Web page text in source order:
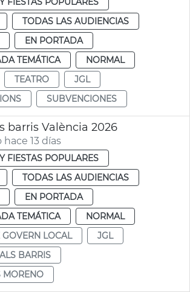
TODAS LAS AUDIENCIAS
EN PORTADA
TEMÁTICA
NORMAL
TEATRO
JGL
SUBVENCIONES
barris València 2026
13 días
FIESTAS POPULARES
TODAS LAS AUDIENCIAS
EN PORTADA
TEMÁTICA
NORMAL
LOCAL
JGL
BARRIS
MORENO